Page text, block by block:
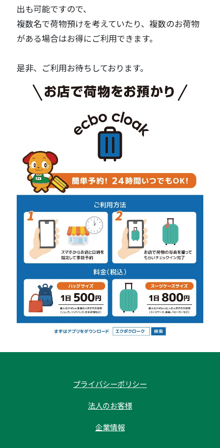
出も可能ですので、
複数名で荷物預けを考えていたり、複数のお荷物
がある場合はお得にご利用できます。
是非、ご利用お待ちしております。
プライバシーポリシー
法人のお客様
企業情報